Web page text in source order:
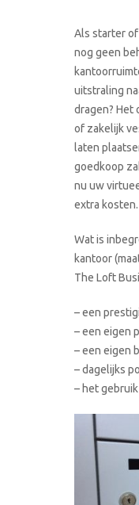
Als starter
nog geen
uitstraling
dragen? Het
of zakelijk
laten
goedkoop
nu uw
extra kosten.
Wat is
kantoor
The Loft
– een
– een eigen
– een eigen
– dagelijks
– het